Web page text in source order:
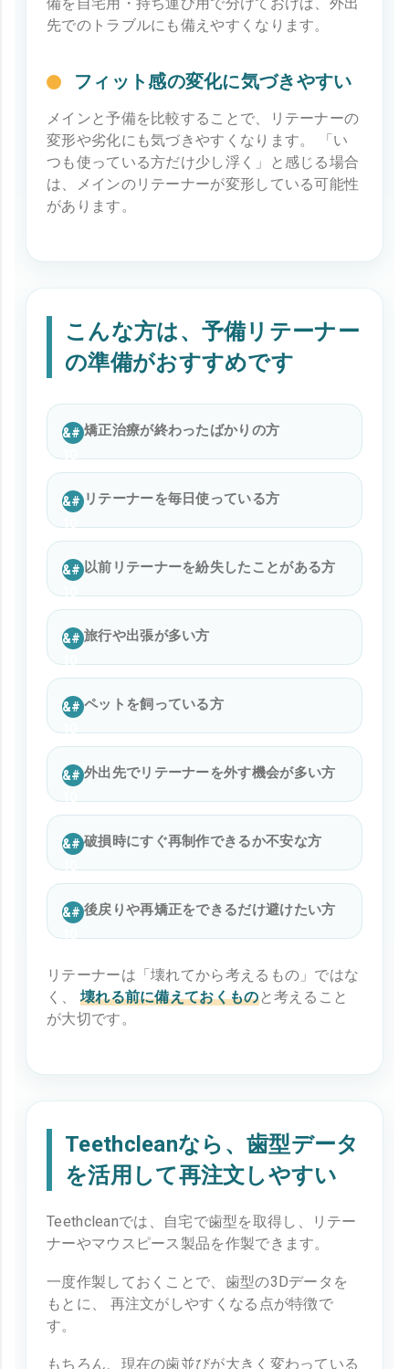
先でのトラブルにも備えやすくなります。
フィット感の変化に気づきやすい
メインと予備を比較することで、リテーナーの
変形や劣化にも気づきやすくなります。 「い
つも使っている方だけ少し浮く」と感じる場合
は、メインのリテーナーが変形している可能性
があります。
こんな方は、予備リテーナー
の準備がおすすめです
矯正治療が終わったばかりの方
リテーナーを毎日使っている方
以前リテーナーを紛失したことがある方
旅行や出張が多い方
ペットを飼っている方
外出先でリテーナーを外す機会が多い方
破損時にすぐ再制作できるか不安な方
後戻りや再矯正をできるだけ避けたい方
リテーナーは「壊れてから考えるもの」ではな
く、 壊れる前に備えておくものと考えること
が大切です。
Teethcleanなら、歯型データ
を活用して再注文しやすい
Teethcleanでは、自宅で歯型を取得し、リテー
ナーやマウスピース製品を作製できます。
一度作製しておくことで、歯型の3Dデータを
もとに、 再注文がしやすくなる点が特徴で
す。
もちろん、現在の歯並びが大きく変わっている